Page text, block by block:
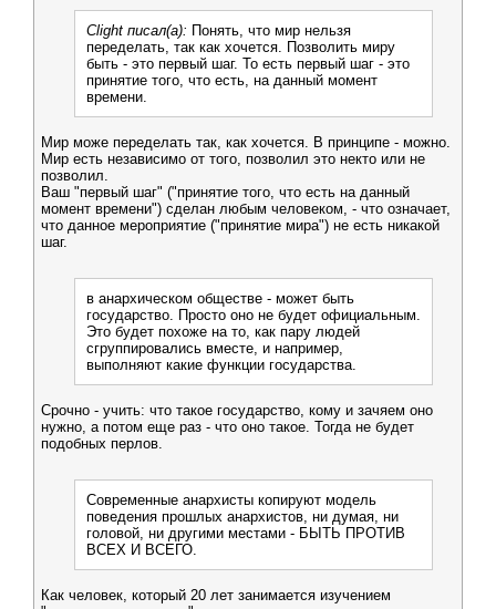
Clight писал(а): Понять, что мир нельзя
переделать, так как хочется. Позволить миру
быть - это первый шаг. То есть первый шаг - это
принятие того, что есть, на данный момент
времени.
Мир може переделать так, как хочется. В принципе - можно.
Мир есть независимо от того, позволил это некто или не
позволил.
Ваш "первый шаг" ("принятие того, что есть на данный
момент времени") сделан любым человеком, - что означает,
что данное мероприятие ("принятие мира") не есть никакой
шаг.
в анархическом обществе - может быть
государство. Просто оно не будет официальным.
Это будет похоже на то, как пару людей
сгруппировались вместе, и например,
выполняют какие функции государства.
Срочно - учить: что такое государство, кому и зачяем оно
нужно, а потом еще раз - что оно такое. Тогда не будет
подобных перлов.
Современные анархисты копируют модель
поведения прошлых анархистов, ни думая, ни
головой, ни другими местами - БЫТЬ ПРОТИВ
ВСЕХ И ВСЕГО.
Как человек, который 20 лет занимается изучением